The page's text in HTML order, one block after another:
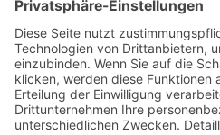
Social Media
Facebook
Instagram